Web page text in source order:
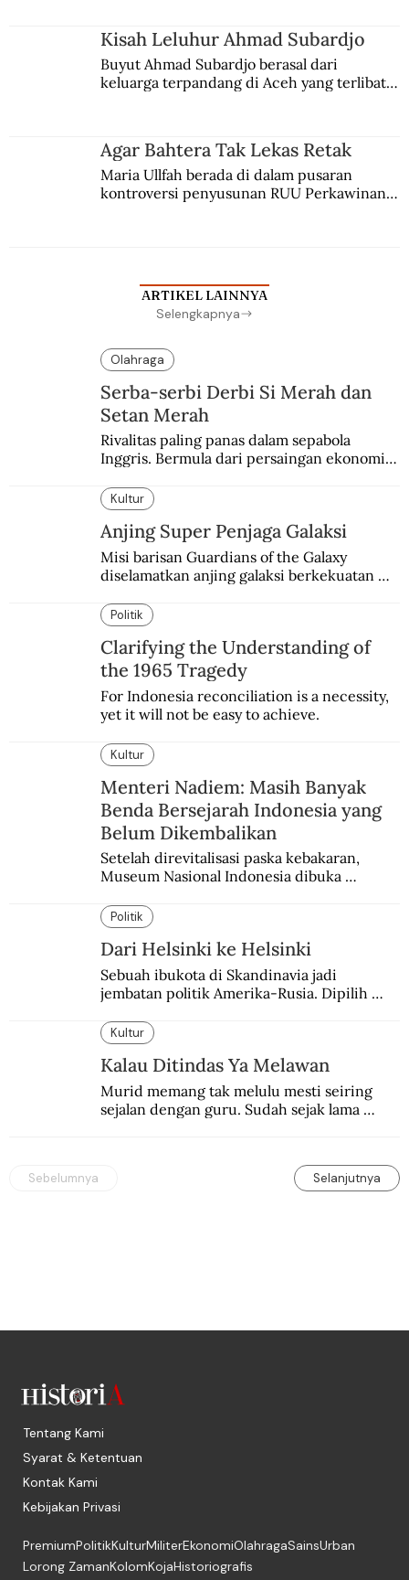
Kisah Leluhur Ahmad Subardjo
Buyut Ahmad Subardjo berasal dari
keluarga terpandang di Aceh yang terlibat
Agar Bahtera Tak Lekas Retak
Maria Ullfah berada di dalam pusaran
kontroversi penyusunan RUU Perkawinan.
ARTIKEL LAINNYA
Selengkapnya
Olahraga
Serba-serbi Derbi Si Merah dan
Setan Merah
Rivalitas paling panas dalam sepabola
Inggris. Bermula dari persaingan ekonomi
Kultur
Anjing Super Penjaga Galaksi
Misi barisan Guardians of the Galaxy
diselamatkan anjing galaksi berkekuatan
si martir antariksa Soviet.
Politik
Clarifying the Understanding of
the 1965 Tragedy
For Indonesia reconciliation is a necessity,
yet it will not be easy to achieve.
Kultur
Menteri Nadiem: Masih Banyak
Benda Bersejarah Indonesia yang
Belum Dikembalikan
Setelah direvitalisasi paska kebakaran,
Museum Nasional Indonesia dibuka
Pameran Repatriasi 2024.
Politik
Dari Helsinki ke Helsinki
Sebuah ibukota di Skandinavia jadi
jembatan politik Amerika-Rusia. Dipilih
Kultur
Kalau Ditindas Ya Melawan
Murid memang tak melulu mesti seiring
sejalan dengan guru. Sudah sejak lama
Sebelumnya Selanjutnya
Tentang Kami
Syarat & Ketentuan
Kontak Kami
Kebijakan Privasi
PremiumPolitikKulturMiliterEkonomiOlahragaSainsUrban
Lorong ZamanKolomKojaHistoriografis